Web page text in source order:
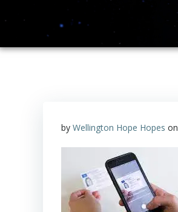
by Wellington Hope Hopes on